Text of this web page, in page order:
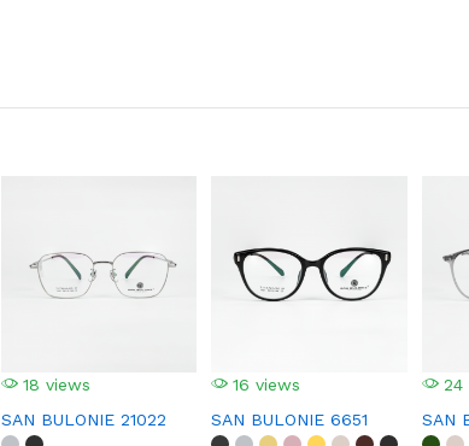
18 views
SAN BULONIE 21022
16 views
SAN BULONIE 6651
24
SAN